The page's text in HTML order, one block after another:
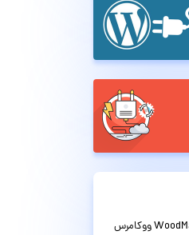
قالب فروشگاهی چندمنظوره وودمارت WoodMart ووکامرس